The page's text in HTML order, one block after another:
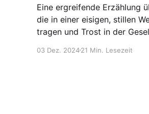
Eine ergreifende Erzählung
die in einer eisigen, stillen
tragen und Trost in der
03 Dez. 202421 Min. Lesezeit